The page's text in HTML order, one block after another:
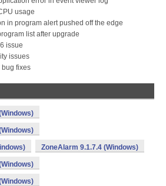
usage
in program alert pushed off the edge
list after upgrade
issue
issues
bug fixes
ZoneAlarm 9.1.7.4 (Windows)